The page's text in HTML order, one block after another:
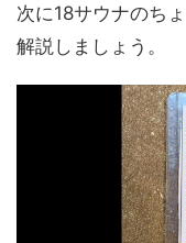
次に18サウナのち
解説しましょう。